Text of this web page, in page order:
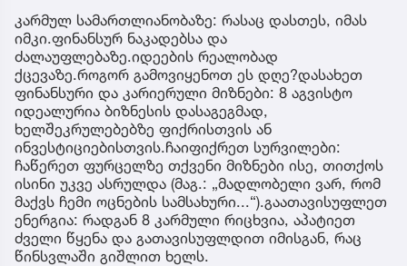
კარმულ სამართლიანობაზე: რასაც დასთეს, იმას
იმკი.ფინანსურ ნაკადებსა და
ძალაუფლებაზე.იდეების რეალობად
ქცევაზე.როგორ გამოვიყენოთ ეს დღე?დასახეთ
ფინანსური და კარიერული მიზნები: 8 აგვისტო
იდეალურია ბიზნესის დასაგეგმად,
ხელშეკრულებებზე ფიქრისთვის ან
ინვესტიციებისთვის.ჩაიფიქრეთ სურვილები:
ჩაწერეთ ფურცელზე თქვენი მიზნები ისე, თითქოს
ისინი უკვე ასრულდა (მაგ.: „მადლობელი ვარ, რომ
მაქვს ჩემი ოცნების სამსახური...“).გაათავისუფლეთ
ენერგია: რადგან 8 კარმული რიცხვია, აპატიეთ
ძველი წყენა და გათავისუფლდით იმისგან, რაც
წინსვლაში გიშლით ხელს.